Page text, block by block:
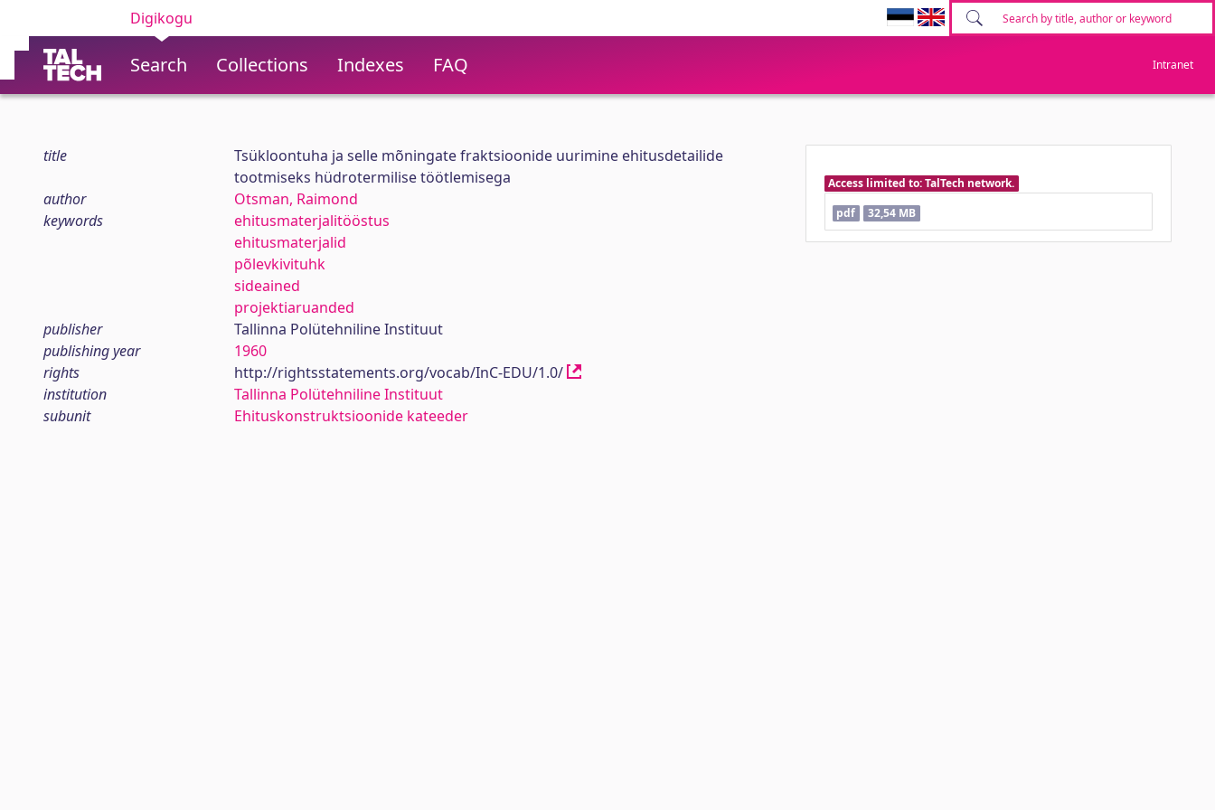
Digikogu
Search Collections Indexes FAQ Intranet
title
Tsükloontuha ja selle mõningate fraktsioonide uurimine ehitusdetailide
tootmiseks hüdrotermilise töötlemisega
author
Otsman, Raimond
keywords
ehitusmaterjalitööstus
ehitusmaterjalid
põlevkivituhk
sideained
projektiaruanded
publisher
Tallinna Polütehniline Instituut
publishing year
1960
rights
http://rightsstatements.org/vocab/InC-EDU/1.0/
institution
Tallinna Polütehniline Instituut
subunit
Ehituskonstruktsioonide kateeder
Access limited to: TalTech network.
pdf
32,54 MB